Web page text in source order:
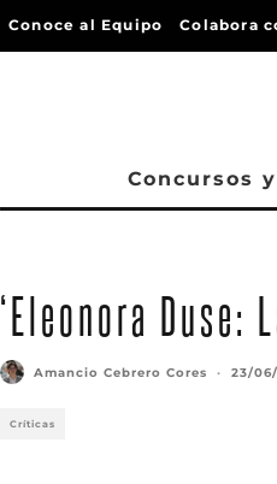
Conoce al Equipo Colabora
Concursos
‘Eleonora
Amancio Cebrero Cores · 23/
Críticas